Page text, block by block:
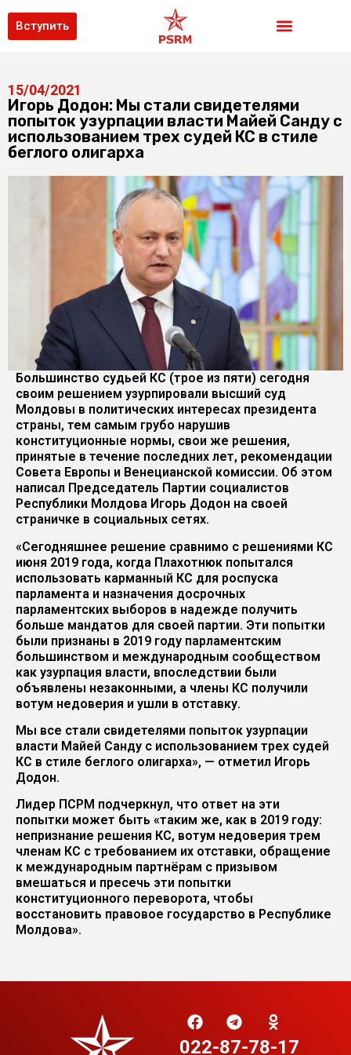
Вступить
15/04/2021
Игорь Додон: Мы стали свидетелями
попыток узурпации власти Майей Санду с
использованием трех судей КС в стиле
беглого олигарха
Большинство судьей КС (трое из пяти) сегодня
своим решением узурпировали высший суд
Молдовы в политических интересах президента
страны, тем самым грубо нарушив
конституционные нормы, свои же решения,
принятые в течение последних лет, рекомендации
Совета Европы и Венецианской комиссии. Об этом
написал Председатель Партии социалистов
Республики Молдова Игорь Додон на своей
страничке в социальных сетях.
«Сегодняшнее решение сравнимо с решениями КС
июня 2019 года, когда Плахотнюк попытался
использовать карманный КС для роспуска
парламента и назначения досрочных
парламентских выборов в надежде получить
больше мандатов для своей партии. Эти попытки
были признаны в 2019 году парламентским
большинством и международным сообществом
как узурпация власти, впоследствии были
объявлены незаконными, а члены КС получили
вотум недоверия и ушли в отставку.
Мы все стали свидетелями попыток узурпации
власти Майей Санду с использованием трех судей
КС в стиле беглого олигарха», — отметил Игорь
Додон.
Лидер ПСРМ подчеркнул, что ответ на эти
попытки может быть «таким же, как в 2019 году:
непризнание решения КС, вотум недоверия трем
членам КС с требованием их отставки, обращение
к международным партнёрам с призывом
вмешаться и пресечь эти попытки
конституционного переворота, чтобы
восстановить правовое государство в Республике
Молдова».
022-87-78-17